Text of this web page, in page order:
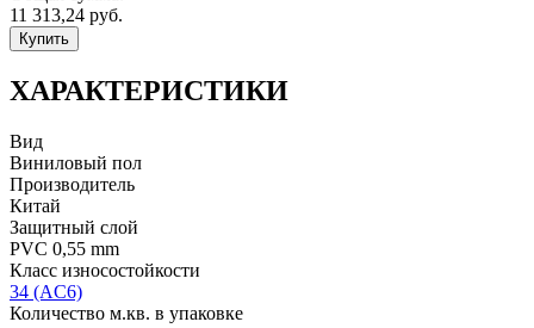
11 313,24 руб.
Купить
ХАРАКТЕРИСТИКИ
Вид
Виниловый пол
Производитель
Китай
Защитный слой
PVC 0,55 mm
Класс износостойкости
34 (AC6)
Количество м.кв. в упаковке